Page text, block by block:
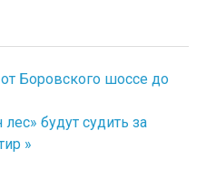
Боровского шоссе до
будут судить за
»